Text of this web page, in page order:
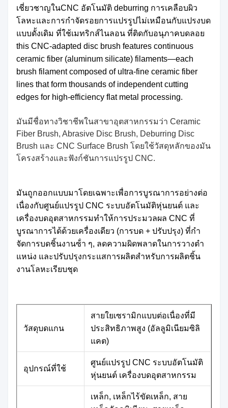
เชี่ยวชาญในCNC อัตโนมัติ deburring การเคลือบผิว
โลหะและการกําจัดรอยการแปรรูปไม่เหมือนกับแปรงบด
แบบดั้งเดิม ที่ใช้เมทริกส์ไนลอน ที่ติดกับอนุภาคบดลอย
this CNC-adapted disc brush features continuous
ceramic fiber (aluminum silicate) filaments—each
brush filament composed of ultra-fine ceramic fiber
lines that form thousands of independent cutting
edges for high-efficiency flat metal processing.
มันมีชื่อทางวิชาชีพในสาขาอุตสาหกรรมว่า Ceramic
Fiber Brush, Abrasive Disc Brush, Deburring Disc
Brush และ CNC Surface Brush โดยใช้วัสดุหลักของมัน
โครงสร้างและฟังก์ชันการแปรรูป CNC.
มันถูกออกแบบมาโดยเฉพาะเพื่อการบูรณาการอย่างต่อ
เนื่องกับศูนย์แปรรูป CNC ระบบอัตโนมัติหุ่นยนต์ และ
เครื่องบดอุตสาหกรรมทําให้การประมวลผล CNC ที่
บูรณาการได้ด้วยเครื่องเดียว (การบด + ปรับปรุง) ที่กํา
จัดการบดชิ้นงานซ้ํา ๆ, ลดความผิดพลาดในการวางตํา
แหน่ง และปรับปรุงกระแสการผลิตสําหรับการผลิตชิ้น
งานโลหะเรียบชุด
วัสดุบดแกน
สายใยเซรามิกแบบต่อเนื่องที่มี
ประสิทธิภาพสูง (อัลลูมิเนียมซิลิ
แคต)
อุปกรณ์ที่ใช้
ศูนย์แปรรูป CNC ระบบอัตโนมัติ
หุ่นยนต์ เครื่องบดอุตสาหกรรม
เหล็ก, เหล็กไร้ขัดเหล็ก, สาย